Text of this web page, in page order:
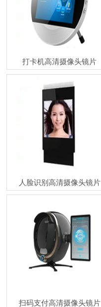
打卡机高清摄像头镜片
人脸识别高清摄像头镜片
扫码支付高清摄像头镜片